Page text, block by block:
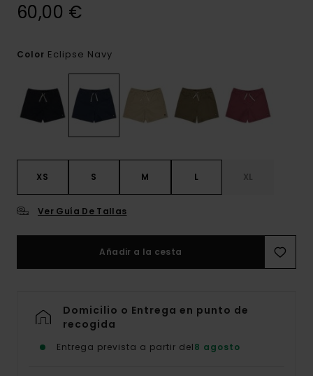
60,00 €
Color Eclipse Navy
XS S M L XL
Ver Guía De Tallas
Añadir a la cesta
Domicilio o Entrega en punto de
recogida
Entrega prevista a partir del8 agosto